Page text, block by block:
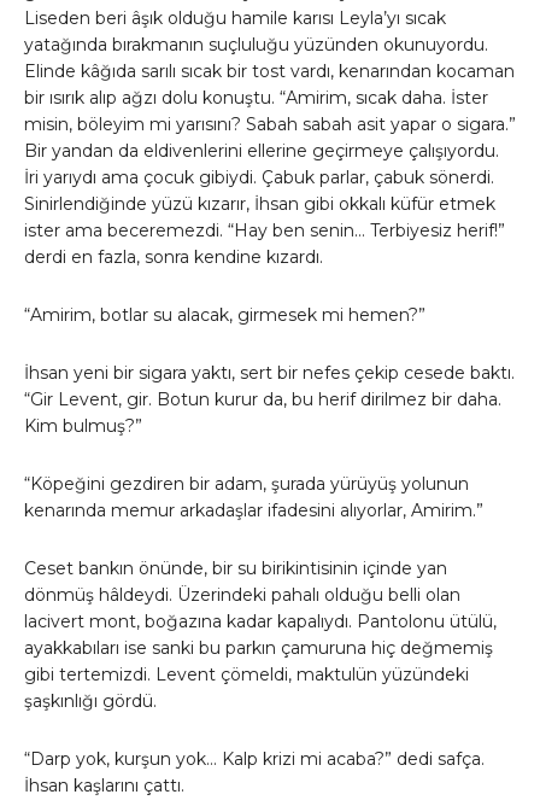
Liseden beri âşık olduğu hamile karısı Leyla’yı sıcak
yatağında bırakmanın suçluluğu yüzünden okunuyordu.
Elinde kâğıda sarılı sıcak bir tost vardı, kenarından kocaman
bir ısırık alıp ağzı dolu konuştu. “Amirim, sıcak daha. İster
misin, böleyim mi yarısını? Sabah sabah asit yapar o sigara.”
Bir yandan da eldivenlerini ellerine geçirmeye çalışıyordu.
İri yarıydı ama çocuk gibiydi. Çabuk parlar, çabuk sönerdi.
Sinirlendiğinde yüzü kızarır, İhsan gibi okkalı küfür etmek
ister ama beceremezdi. “Hay ben senin… Terbiyesiz herif!”
derdi en fazla, sonra kendine kızardı.
“Amirim, botlar su alacak, girmesek mi hemen?”
İhsan yeni bir sigara yaktı, sert bir nefes çekip cesede baktı.
“Gir Levent, gir. Botun kurur da, bu herif dirilmez bir daha.
Kim bulmuş?”
“Köpeğini gezdiren bir adam, şurada yürüyüş yolunun
kenarında memur arkadaşlar ifadesini alıyorlar, Amirim.”
Ceset bankın önünde, bir su birikintisinin içinde yan
dönmüş hâldeydi. Üzerindeki pahalı olduğu belli olan
lacivert mont, boğazına kadar kapalıydı. Pantolonu ütülü,
ayakkabıları ise sanki bu parkın çamuruna hiç değmemiş
gibi tertemizdi. Levent çömeldi, maktulün yüzündeki
şaşkınlığı gördü.
“Darp yok, kurşun yok… Kalp krizi mi acaba?” dedi safça.
İhsan kaşlarını çattı.